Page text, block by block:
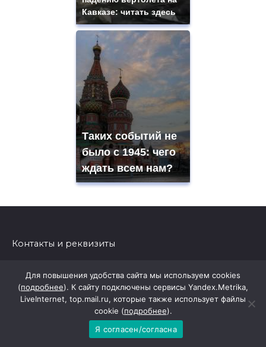
Кавказе: читать здесь
Таких событий не
было с 1945: чего
ждать всем нам?
Контакты и реквизиты
Сетевое издание "Новое время"
Учредители ООО «Редакция газеты «Светлый путь»
Юридический и фактический адрес: 346610,
Ростовская область, Багаевский район, ст.
Багаевская ул. Демьяна Бедного 20А
Для повышения удобства сайта мы используем cookies
(подробнее). К сайту подключены сервисы Yandex.Metrika,
LiveInternet, top.mail.ru, которые также использует файлы
cookie (подробнее).
Я согласен/согласна